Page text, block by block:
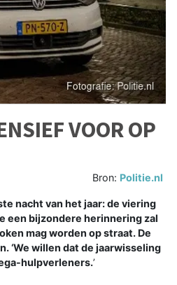
VOOR OP
Bron: Politie.nl
nacht van het jaar: de viering
een bijzondere herinnering zal
mag worden op straat. De
‘We willen dat de jaarwisseling
hulpverleners.’